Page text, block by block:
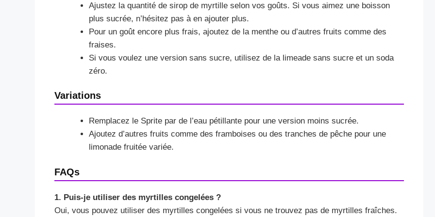
Ajustez la quantité de sirop de myrtille selon vos goûts. Si vous aimez une boisson
plus sucrée, n’hésitez pas à en ajouter plus.
Pour un goût encore plus frais, ajoutez de la menthe ou d’autres fruits comme des
fraises.
Si vous voulez une version sans sucre, utilisez de la limeade sans sucre et un soda
zéro.
Variations
Remplacez le Sprite par de l’eau pétillante pour une version moins sucrée.
Ajoutez d’autres fruits comme des framboises ou des tranches de pêche pour une
limonade fruitée variée.
FAQs
1. Puis-je utiliser des myrtilles congelées ?
Oui, vous pouvez utiliser des myrtilles congelées si vous ne trouvez pas de myrtilles fraîches.